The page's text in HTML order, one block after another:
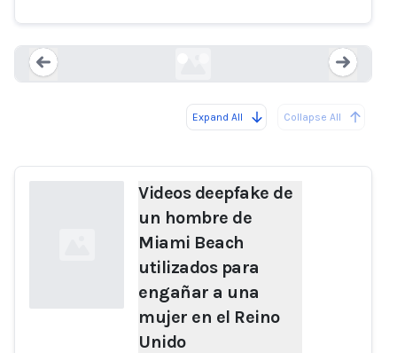
Expand All Collapse All
Videos deepfake de
un hombre de
Miami Beach
utilizados para
engañar a una
mujer en el Reino
Unido